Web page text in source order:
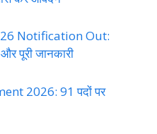
Notification Out:
पूरी जानकारी
2026: 91 पदों पर